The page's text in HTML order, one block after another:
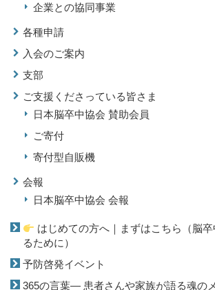
企業との協同事業
各種申請
入会のご案内
支部
ご支援くださっている皆さま
日本脳卒中協会 賛助会員
ご寄付
寄付型自販機
会報
日本脳卒中協会 会報
はじめての方へ｜まずはこちら（脳
るために）
予防啓発イベント
365の言葉― 患者さんや家族が語る魂の